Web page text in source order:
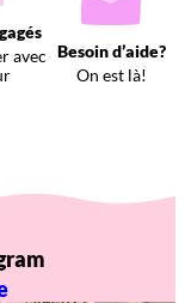
avec Besoin d’aide?
On est là!